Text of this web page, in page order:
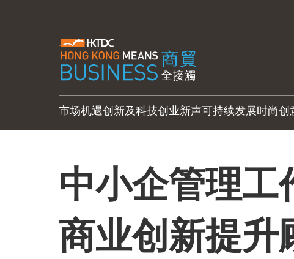
市场机遇创新及科技创业新声可持续发展时尚创
中小企管理工
商业创新提升